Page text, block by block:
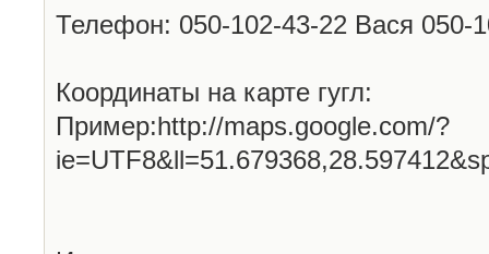
Телефон: 050-102-43-22 Вася 050-
Координаты на карте гугл:
Пример:http://maps.google.com/?